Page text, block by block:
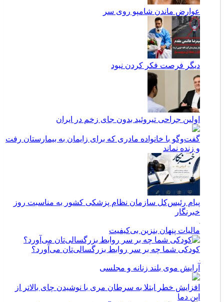
عوارض ماندن شامپو روی سر
دیگر فرصت فکر کردن نبود
اولین جراحی تیروئید بدون جای زخم در ایران
گفت‌وگو با خانواده مادری که برای زایمان به بیمارستان رفت
و زنده نماند
پیام رئیس‌کل سازمان نظام پزشکی کشور به مناسبت روز
خبرنگار
مالیات پنهان بنزین بی‌کیفیت
کودکی شما چه بر سر روابط بزرگسالی‌تان می‌آورد؟
آرایش موی بلند زنانه و مجلسی
افزایش خطر ابتلا به سرطان مری با نوشیدن چای بالاتر از
این دما